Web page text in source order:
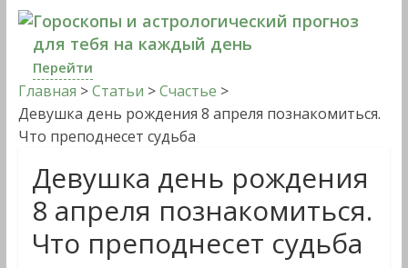
Гороскопы и астрологический прогноз
для тебя на каждый день
Перейти
Главная >Статьи >Счастье >
Девушка день рождения 8 апреля познакомиться.
Что преподнесет судьба
Девушка день рождения
8 апреля познакомиться.
Что преподнесет судьба